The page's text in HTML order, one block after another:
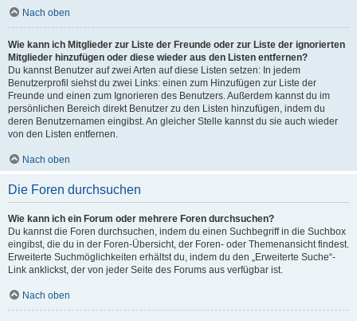
Nach oben
Wie kann ich Mitglieder zur Liste der Freunde oder zur Liste der ignorierten
Mitglieder hinzufügen oder diese wieder aus den Listen entfernen?
Du kannst Benutzer auf zwei Arten auf diese Listen setzen: In jedem
Benutzerprofil siehst du zwei Links: einen zum Hinzufügen zur Liste der
Freunde und einen zum Ignorieren des Benutzers. Außerdem kannst du im
persönlichen Bereich direkt Benutzer zu den Listen hinzufügen, indem du
deren Benutzernamen eingibst. An gleicher Stelle kannst du sie auch wieder
von den Listen entfernen.
Nach oben
Die Foren durchsuchen
Wie kann ich ein Forum oder mehrere Foren durchsuchen?
Du kannst die Foren durchsuchen, indem du einen Suchbegriff in die Suchbox
eingibst, die du in der Foren-Übersicht, der Foren- oder Themenansicht findest.
Erweiterte Suchmöglichkeiten erhältst du, indem du den „Erweiterte Suche“-
Link anklickst, der von jeder Seite des Forums aus verfügbar ist.
Nach oben